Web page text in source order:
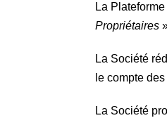
La
Propriétaires
La Société
le compte
La Société